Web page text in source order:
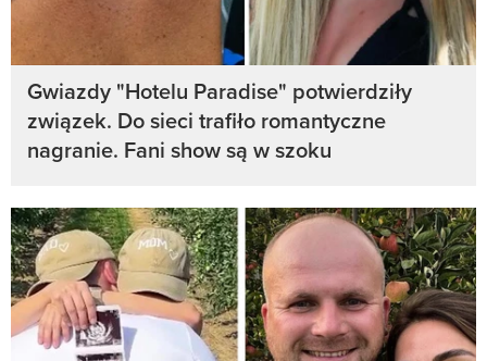
Gwiazdy "Hotelu Paradise" potwierdziły
związek. Do sieci trafiło romantyczne
nagranie. Fani show są w szoku